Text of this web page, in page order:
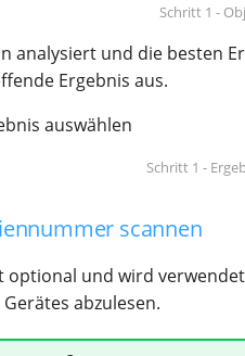
Schritt 1 -
analysiert und die besten
Ergebnis aus.
Schritt 1 -
scannen
optional und wird
abzulesen.